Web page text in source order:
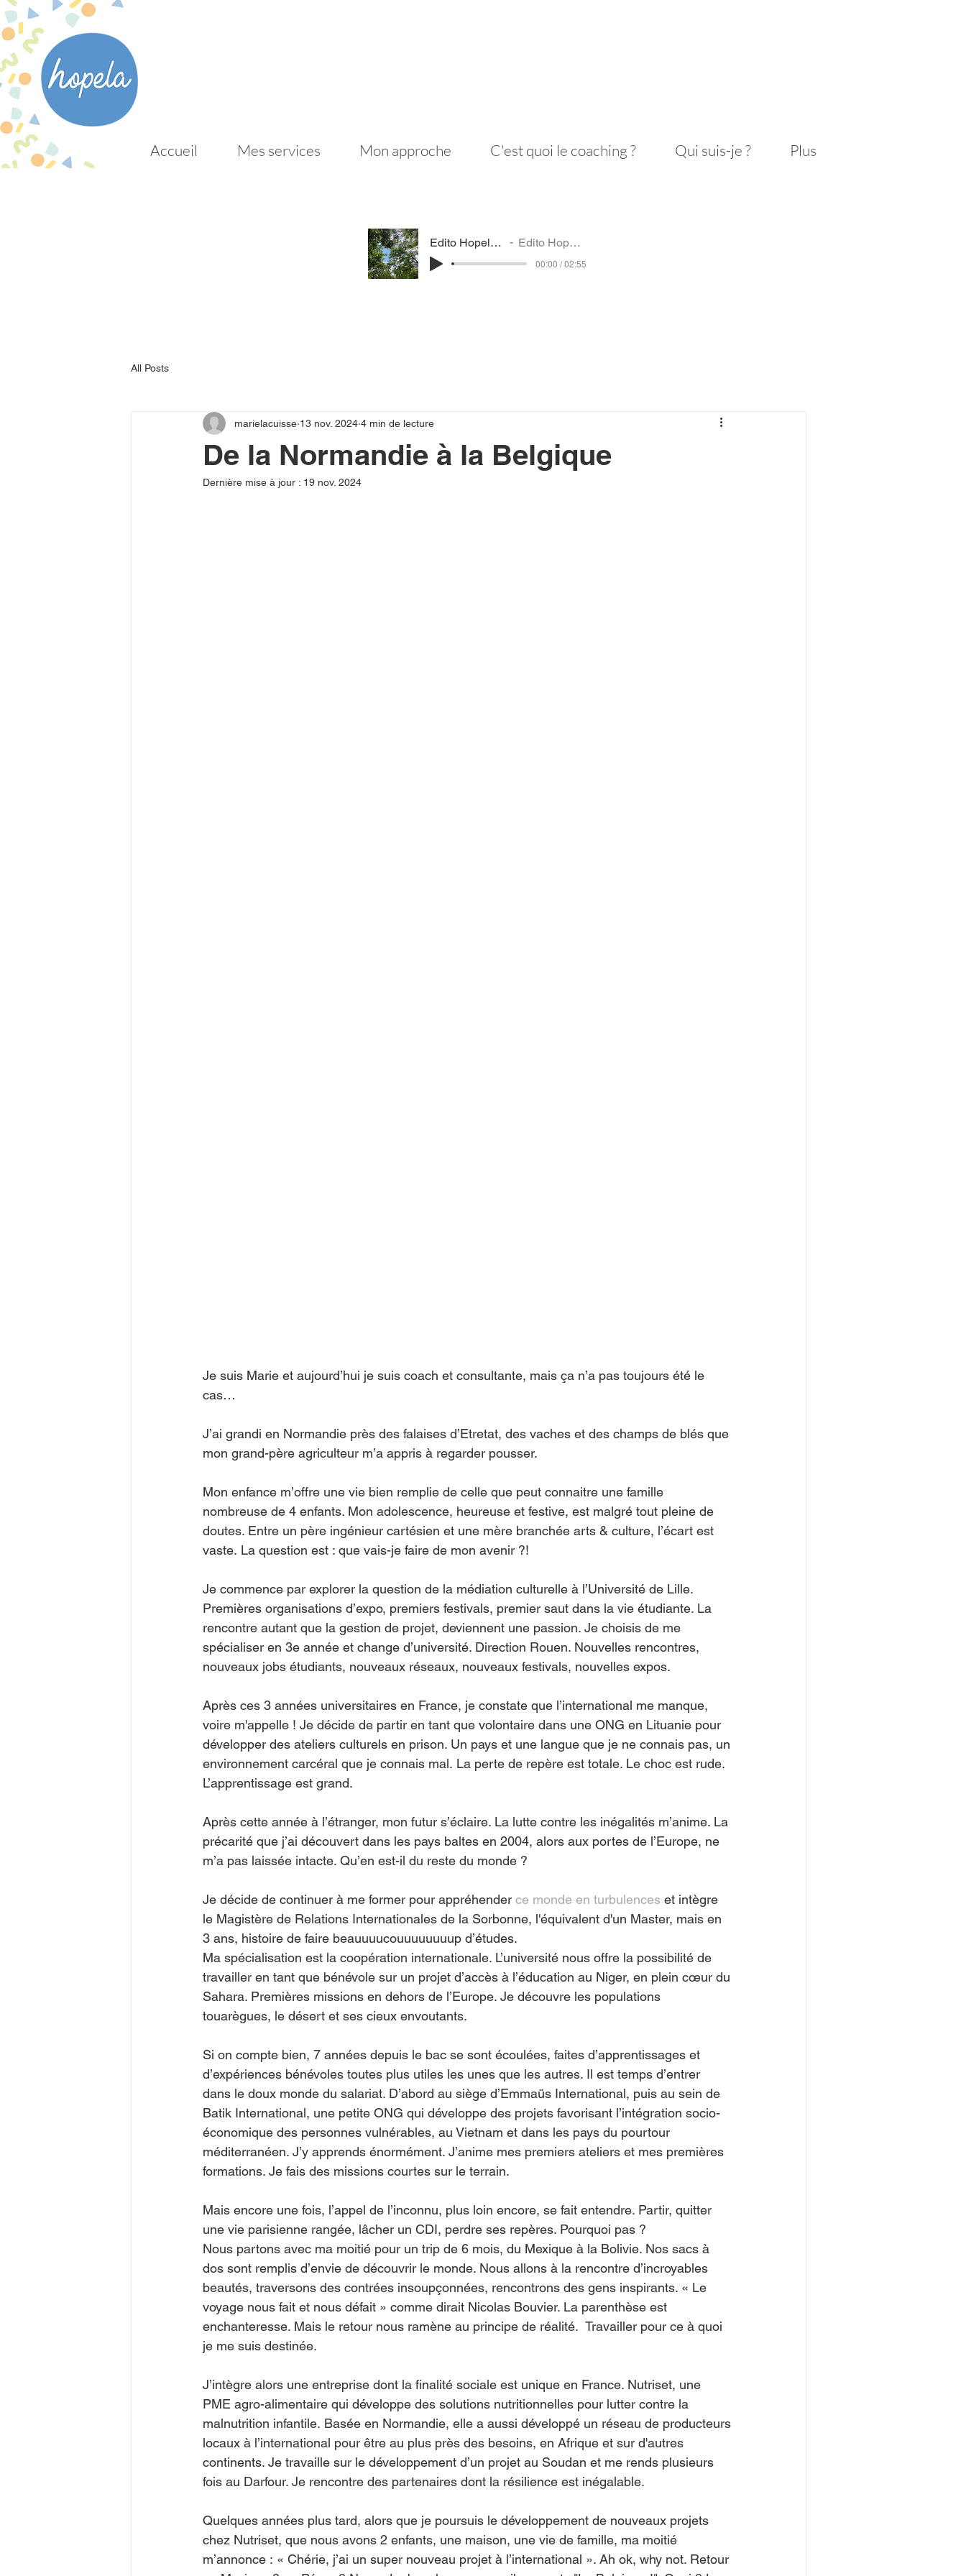
Accueil Mes services Mon approche C'est quoi le coaching ? Qui suis-je ? Plus
Edito Hopela Summer Newsletter Edito Hopela Summer Newsletter
00:00 / 02:55
All Posts
De la Normandie à la Belgique
marielacuisse 13 nov. 2024 4 min de lecture
Dernière mise à jour : 19 nov. 2024
Je suis Marie et aujourd’hui je suis coach et consultante, mais ça n’a pas toujours été le
cas…
J’ai grandi en Normandie près des falaises d’Etretat, des vaches et des champs de blés que
mon grand-père agriculteur m’a appris à regarder pousser.
Mon enfance m’offre une vie bien remplie de celle que peut connaitre une famille
nombreuse de 4 enfants. Mon adolescence, heureuse et festive, est malgré tout pleine de
doutes. Entre un père ingénieur cartésien et une mère branchée arts & culture, l’écart est
vaste. La question est : que vais-je faire de mon avenir ?!
Je commence par explorer la question de la médiation culturelle à l’Université de Lille.
Premières organisations d’expo, premiers festivals, premier saut dans la vie étudiante. La
rencontre autant que la gestion de projet, deviennent une passion. Je choisis de me
spécialiser en 3e année et change d’université. Direction Rouen. Nouvelles rencontres,
nouveaux jobs étudiants, nouveaux réseaux, nouveaux festivals, nouvelles expos.
Après ces 3 années universitaires en France, je constate que l’international me manque,
voire m'appelle ! Je décide de partir en tant que volontaire dans une ONG en Lituanie pour
développer des ateliers culturels en prison. Un pays et une langue que je ne connais pas, un
environnement carcéral que je connais mal. La perte de repère est totale. Le choc est rude.
L’apprentissage est grand.
Après cette année à l’étranger, mon futur s’éclaire. La lutte contre les inégalités m’anime. La
précarité que j’ai découvert dans les pays baltes en 2004, alors aux portes de l’Europe, ne
m’a pas laissée intacte. Qu’en est-il du reste du monde ?
Je décide de continuer à me former pour appréhender ce monde en turbulences et intègre
le Magistère de Relations Internationales de la Sorbonne, l'équivalent d'un Master, mais en
3 ans, histoire de faire beauuuucouuuuuuuup d’études.
Ma spécialisation est la coopération internationale. L’université nous offre la possibilité de
travailler en tant que bénévole sur un projet d’accès à l’éducation au Niger, en plein cœur du
Sahara. Premières missions en dehors de l’Europe. Je découvre les populations
touarègues, le désert et ses cieux envoutants.
Si on compte bien, 7 années depuis le bac se sont écoulées, faites d’apprentissages et
d’expériences bénévoles toutes plus utiles les unes que les autres. Il est temps d’entrer
dans le doux monde du salariat. D’abord au siège d’Emmaüs International, puis au sein de
Batik International, une petite ONG qui développe des projets favorisant l’intégration socio-
économique des personnes vulnérables, au Vietnam et dans les pays du pourtour
méditerranéen. J’y apprends énormément. J’anime mes premiers ateliers et mes premières
formations. Je fais des missions courtes sur le terrain.
Mais encore une fois, l’appel de l’inconnu, plus loin encore, se fait entendre. Partir, quitter
une vie parisienne rangée, lâcher un CDI, perdre ses repères. Pourquoi pas ?
Nous partons avec ma moitié pour un trip de 6 mois, du Mexique à la Bolivie. Nos sacs à
dos sont remplis d’envie de découvrir le monde. Nous allons à la rencontre d’incroyables
beautés, traversons des contrées insoupçonnées, rencontrons des gens inspirants. « Le
voyage nous fait et nous défait » comme dirait Nicolas Bouvier. La parenthèse est
enchanteresse. Mais le retour nous ramène au principe de réalité.  Travailler pour ce à quoi
je me suis destinée.
J’intègre alors une entreprise dont la finalité sociale est unique en France. Nutriset, une
PME agro-alimentaire qui développe des solutions nutritionnelles pour lutter contre la
malnutrition infantile. Basée en Normandie, elle a aussi développé un réseau de producteurs
locaux à l’international pour être au plus près des besoins, en Afrique et sur d'autres
continents. Je travaille sur le développement d’un projet au Soudan et me rends plusieurs
fois au Darfour. Je rencontre des partenaires dont la résilience est inégalable.
Quelques années plus tard, alors que je poursuis le développement de nouveaux projets
chez Nutriset, que nous avons 2 enfants, une maison, une vie de famille, ma moitié
m’annonce : « Chérie, j’ai un super nouveau projet à l’international ». Ah ok, why not. Retour